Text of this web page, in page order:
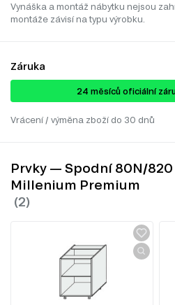
Vynáška a montáž nábytku nejsou
montáže závisí na typu výrobku.
Záruka
24 ​​​​měsíců oficiální
Vrácení / výměna zboží do 30 dnů
Prvky — Spodní 80N/820
Millenium Premium